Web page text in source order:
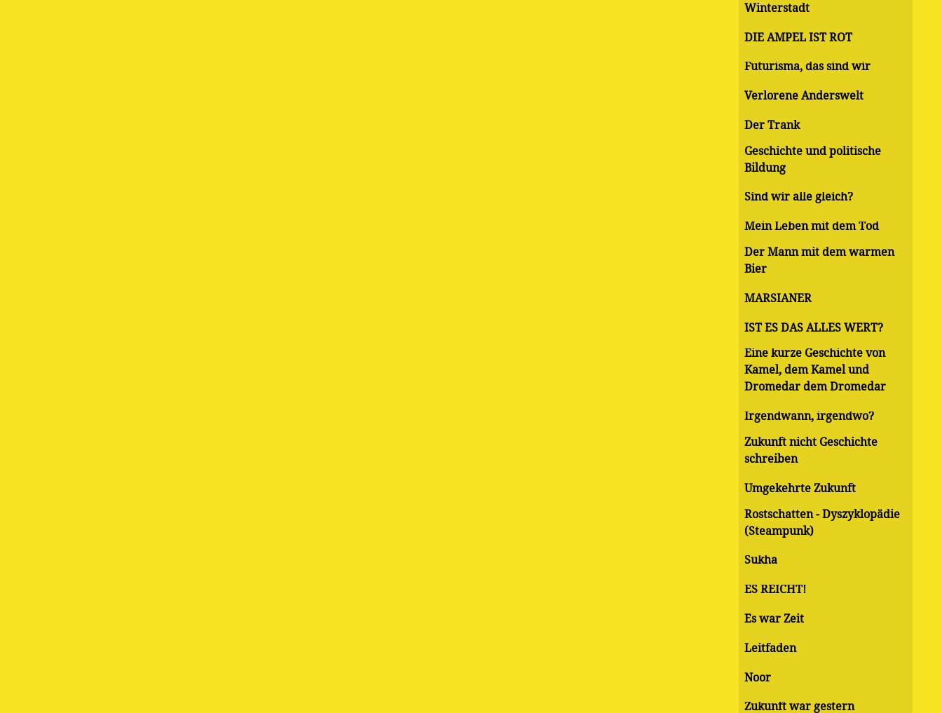
Winterstadt
DIE AMPEL IST ROT
Futurisma, das sind wir
Verlorene Anderswelt
Der Trank
Geschichte und politische
Bildung
Sind wir alle gleich?
Mein Leben mit dem Tod
Der Mann mit dem warmen
Bier
MARSIANER
IST ES DAS ALLES WERT?
Eine kurze Geschichte von
Kamel, dem Kamel und
Dromedar dem Dromedar
Irgendwann, irgendwo?
Zukunft nicht Geschichte
schreiben
Umgekehrte Zukunft
Rostschatten - Dyszyklopädie
(Steampunk)
Sukha
ES REICHT!
Es war Zeit
Leitfaden
Noor
Zukunft war gestern